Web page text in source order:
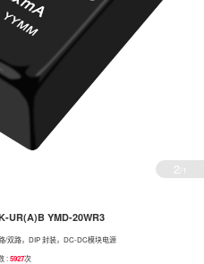
2 /1
UR(A)B YMD-20WR3
/双路，DIP 封装，DC-DC模块电源
:5927次